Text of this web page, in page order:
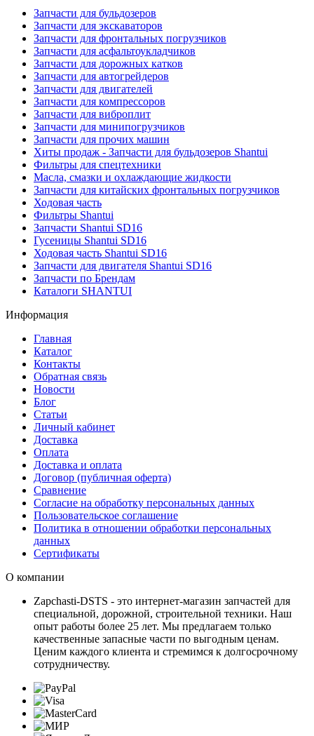
Запчасти для бульдозеров
Запчасти для экскаваторов
Запчасти для фронтальных погрузчиков
Запчасти для асфальтоукладчиков
Запчасти для дорожных катков
Запчасти для автогрейдеров
Запчасти для двигателей
Запчасти для компрессоров
Запчасти для виброплит
Запчасти для минипогрузчиков
Запчасти для прочих машин
Хиты продаж - Запчасти для бульдозеров Shantui
Фильтры для спецтехники
Масла, смазки и охлаждающие жидкости
Запчасти для китайских фронтальных погрузчиков
Ходовая часть
Фильтры Shantui
Запчасти Shantui SD16
Гусеницы Shantui SD16
Ходовая часть Shantui SD16
Запчасти для двигателя Shantui SD16
Запчасти по Брендам
Каталоги SHANTUI
Информация
Главная
Каталог
Контакты
Обратная связь
Новости
Блог
Статьи
Личный кабинет
Доставка
Оплата
Доставка и оплата
Договор (публичная оферта)
Сравнение
Согласие на обработку персональных данных
Пользовательское соглашение
Политика в отношении обработки персональных
данных
Сертификаты
О компании
Zapchasti-DSTS - это интернет-магазин запчастей для
специальной, дорожной, строительной техники. Наш
опыт работы более 25 лет. Мы предлагаем только
качественные запасные части по выгодным ценам.
Ценим каждого клиента и стремимся к долгосрочному
сотрудничеству.